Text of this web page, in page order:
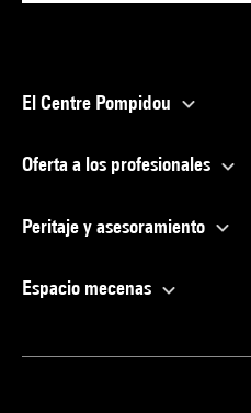
El Centre Pompidou
Oferta a los profesionales
Peritaje y asesoramiento
Espacio mecenas